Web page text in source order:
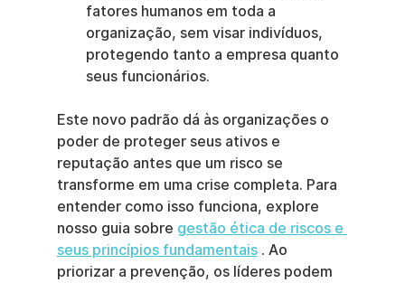
fatores humanos em toda a
organização, sem visar indivíduos,
protegendo tanto a empresa quanto
seus funcionários.
Este novo padrão dá às organizações o
poder de proteger seus ativos e
reputação antes que um risco se
transforme em uma crise completa. Para
entender como isso funciona, explore
nosso guia sobre gestão ética de riscos e
seus princípios fundamentais . Ao
priorizar a prevenção, os líderes podem